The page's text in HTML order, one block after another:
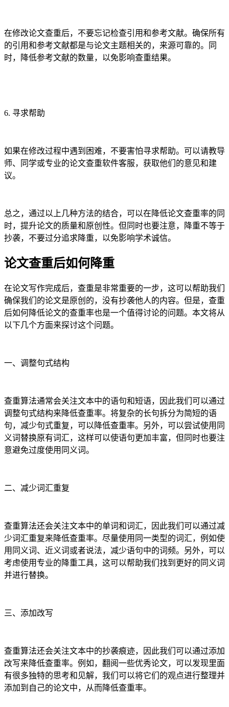
在修改论文查重后，不要忘记检查引用和参考文献。确保所有
的引用和参考文献都是与论文主题相关的，来源可靠的。同
时，降低参考文献的数量，以免影响查重结果。
6. 寻求帮助
如果在修改过程中遇到困难，不要害怕寻求帮助。可以请教导
师、同学或专业的论文查重软件客服，获取他们的意见和建
议。
总之，通过以上几种方法的结合，可以在降低论文查重率的同
时，提升论文的质量和原创性。但同时也要注意，降重不等于
抄袭，不要过分追求降重，以免影响学术诚信。
论文查重后如何降重
在论文写作完成后，查重是非常重要的一步，这可以帮助我们
确保我们的论文是原创的，没有抄袭他人的内容。但是，查重
后如何降低论文的查重率也是一个值得讨论的问题。本文将从
以下几个方面来探讨这个问题。
一、调整句式结构
查重算法通常会关注文本中的语句和短语，因此我们可以通过
调整句式结构来降低查重率。将复杂的长句拆分为简短的语
句，减少句式重复，可以降低查重率。另外，可以尝试使用同
义词替换原有词汇，这样可以使语句更加丰富，但同时也要注
意避免过度使用同义词。
二、减少词汇重复
查重算法还会关注文本中的单词和词汇，因此我们可以通过减
少词汇重复来降低查重率。尽量使用同一类型的词汇，例如使
用同义词、近义词或者说法，减少语句中的词频。另外，可以
考虑使用专业的降重工具，这可以帮助我们找到更好的同义词
并进行替换。
三、添加改写
查重算法还会关注文本中的抄袭痕迹，因此我们可以通过添加
改写来降低查重率。例如，翻阅一些优秀论文，可以发现里面
有很多独特的思考和见解，我们可以将它们的观点进行整理并
添加到自己的论文中，从而降低查重率。